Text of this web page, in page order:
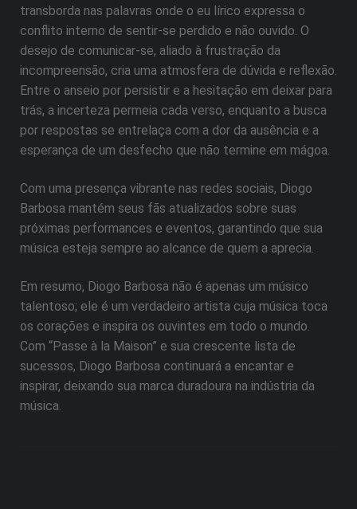
transborda nas palavras onde o eu lírico expressa o
conflito interno de sentir-se perdido e não ouvido. O
desejo de comunicar-se, aliado à frustração da
incompreensão, cria uma atmosfera de dúvida e reflexão.
Entre o anseio por persistir e a hesitação em deixar para
trás, a incerteza permeia cada verso, enquanto a busca
por respostas se entrelaça com a dor da ausência e a
esperança de um desfecho que não termine em mágoa.
Com uma presença vibrante nas redes sociais, Diogo
Barbosa mantém seus fãs atualizados sobre suas
próximas performances e eventos, garantindo que sua
música esteja sempre ao alcance de quem a aprecia.
Em resumo, Diogo Barbosa não é apenas um músico
talentoso; ele é um verdadeiro artista cuja música toca
os corações e inspira os ouvintes em todo o mundo.
Com “Passe à la Maison” e sua crescente lista de
sucessos, Diogo Barbosa continuará a encantar e
inspirar, deixando sua marca duradoura na indústria da
música.